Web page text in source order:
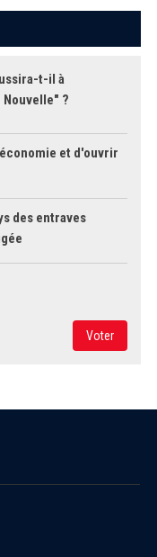
t-il à
?
et d'ouvrir
des entraves
Voter